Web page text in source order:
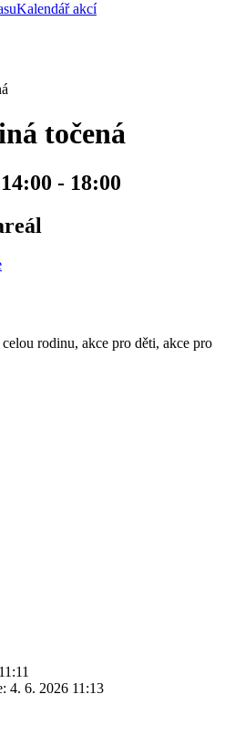
Kalendář akcí
točená
- 18:00
rodinu, akce pro děti, akce pro
4. 6. 2026 11:13